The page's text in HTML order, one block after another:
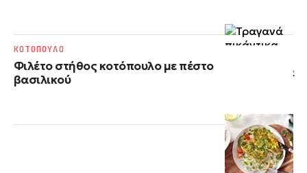
Φιλέτο στήθος κοτόπουλο με πέστο
βασιλικού
ΚΟΤΟΠΟΥΛΟ